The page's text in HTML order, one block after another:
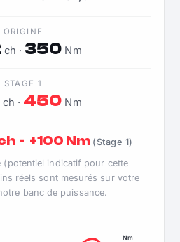
ORIGINE
ch · 350 Nm
STAGE 1
ch · 450 Nm
· +100 Nm (Stage 1)
(potentiel indicatif pour cette
réels sont mesurés sur votre
banc de puissance.
Nm